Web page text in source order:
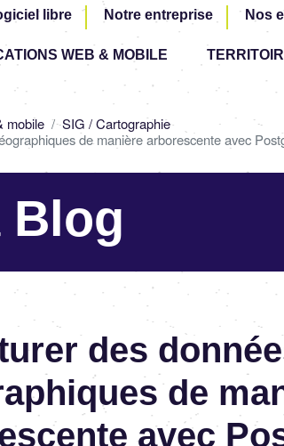
Aller
contenu
principal
libre Notre entreprise Nos
WEB & MOBILE
mobile
SIG / Cartographie
de manière arborescente avec
Blog
des
de
avec